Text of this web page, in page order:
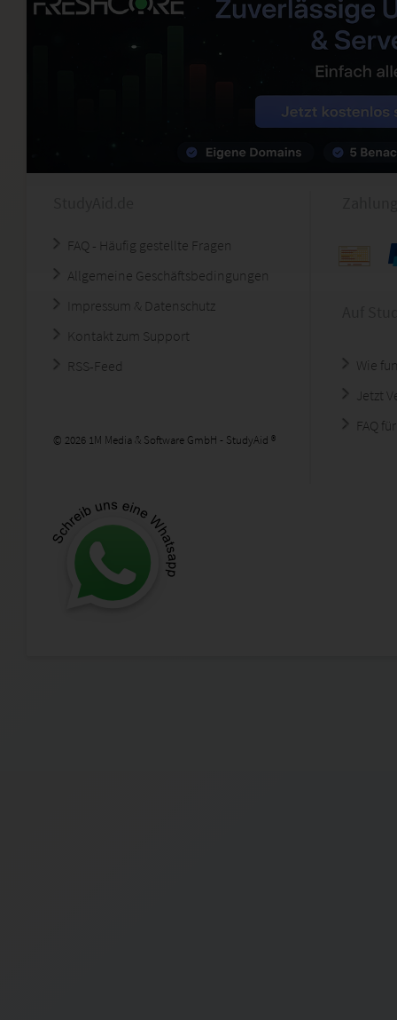
FAQ - Häufig gestellte Fragen
Allgemeine Geschäftsbedingungen
Impressum & Datenschutz
Kontakt zum Support
RSS-Feed
© 2026 1M Media & Software GmbH - StudyAid ®
Wie
Jetzt
FAQ